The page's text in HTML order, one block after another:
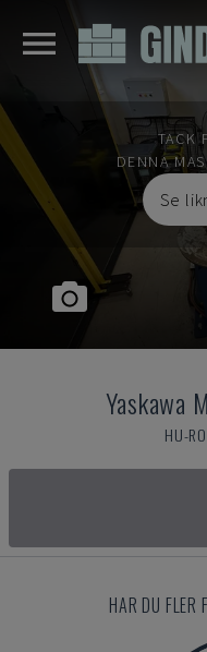
TACK
DENNA
Se
Yaskawa
HU-
HAR DU FLER